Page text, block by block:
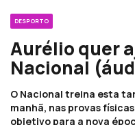
DESPORTO
Aurélio quer
Nacional
O Nacional treina esta
manhã, nas provas
objetivo para a nova